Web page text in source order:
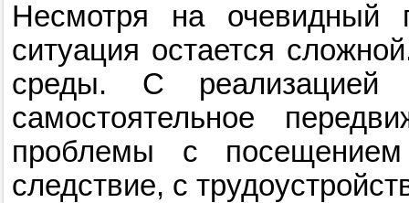
Несмотря на очевидный
ситуация остается
среды. С
самостоятельное
проблемы с
следствие, с